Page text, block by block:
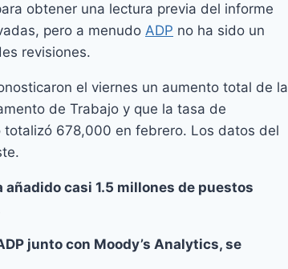
obtener una lectura previa del informe
pero a menudo ADP no ha sido un
revisiones.
el viernes un aumento total de la
de Trabajo y que la tasa de
totalizó 678,000 en febrero. Los datos del
casi 1.5 millones de puestos
junto con Moody’s Analytics, se